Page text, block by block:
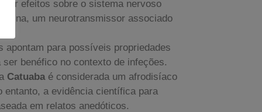
ter efeitos sobre o sistema nervoso
um neurotransmissor associado
apontam para possíveis propriedades
benéfico no contexto de infeções.
Catuabaé considerada um afrodisíaco
entanto, a evidência científica para
em relatos anedóticos.